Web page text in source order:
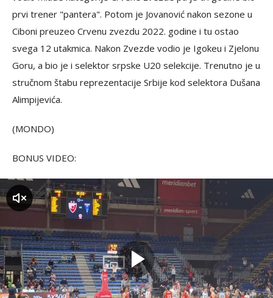
prvi trener "pantera". Potom je Jovanović nakon sezone u
Ciboni preuzeo Crvenu zvezdu 2022. godine i tu ostao
svega 12 utakmica. Nakon Zvezde vodio je Igokeu i Zjelonu
Goru, a bio je i selektor srpske U20 selekcije. Trenutno je u
stručnom štabu reprezentacije Srbije kod selektora Dušana
Alimpijevića.
(MONDO)
BONUS VIDEO: